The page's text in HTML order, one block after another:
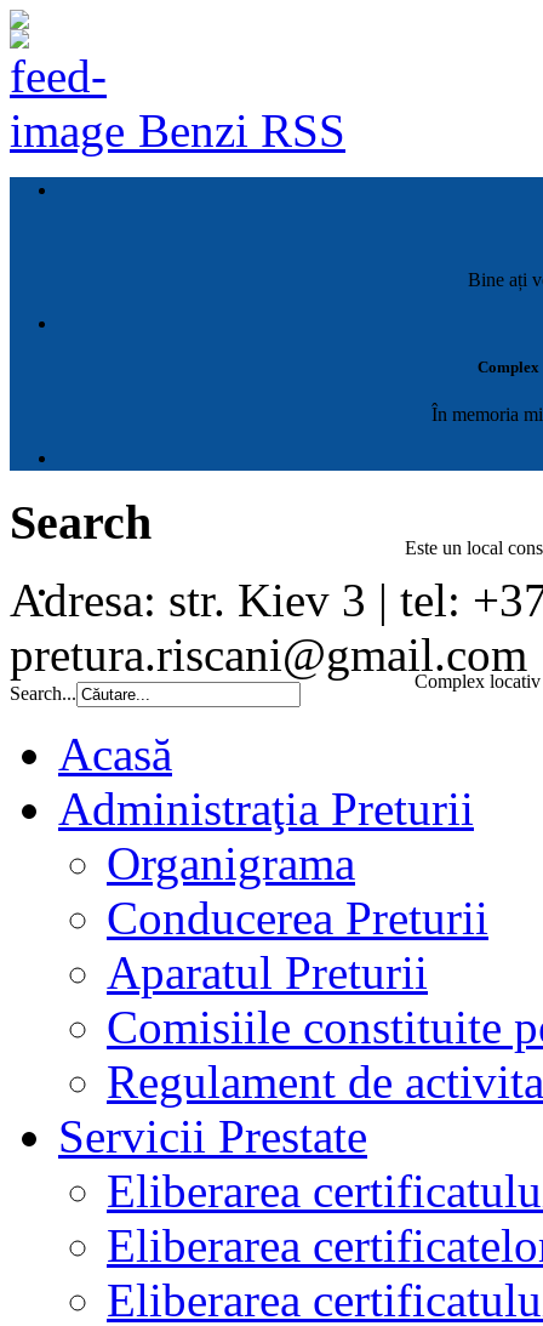
Benzi RSS
Bine ați
În memoria
Este un local
Complex
Search
Adresa: str. Kiev 3 | tel:
pretura.riscani@gmail.com
Search...
Acasă
Administraţia Preturii
Organigrama
Conducerea Preturii
Aparatul Preturii
Comisiile constituite
Regulament de
Servicii Prestate
Eliberarea
Eliberarea
Eliberarea